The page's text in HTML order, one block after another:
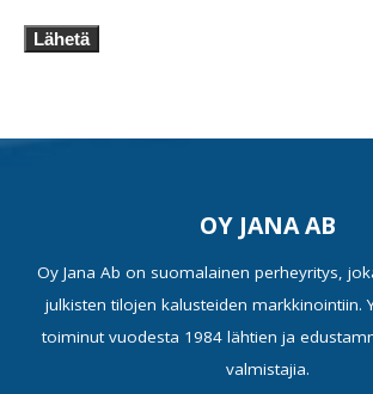
Lähetä
OY JANA AB
Oy Jana Ab on suomalainen perheyritys,
julkisten tilojen kalusteiden markkinointiin.
toiminut vuodesta 1984 lähtien ja
valmistajia.